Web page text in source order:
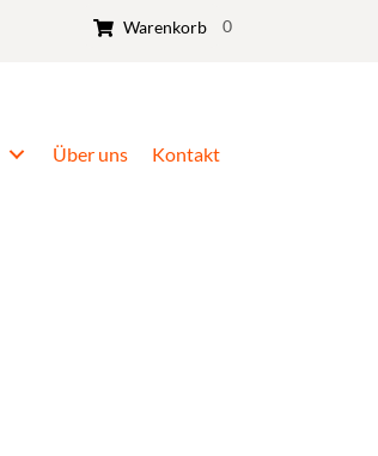
Warenkorb 0
Über uns Kontakt